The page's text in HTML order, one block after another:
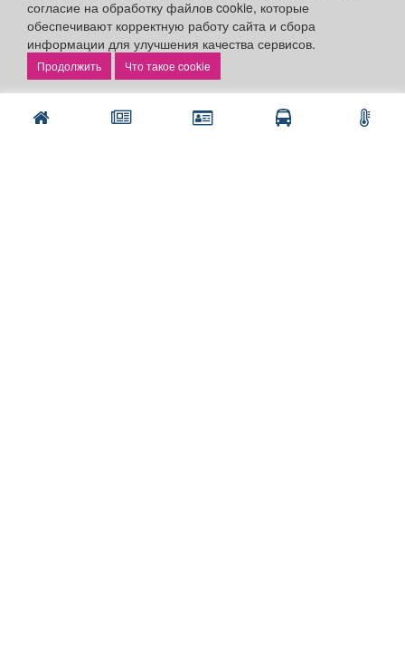
согласие на обработку файлов cookie, которые
обеспечивают корректную работу сайта и сбора
информации для улучшения качества сервисов.
Что такое cookie
Подать объявление в газету
Поздравить
Скачать газету "Частник-М"
Рекламодателям:
Бизнес-кабинет